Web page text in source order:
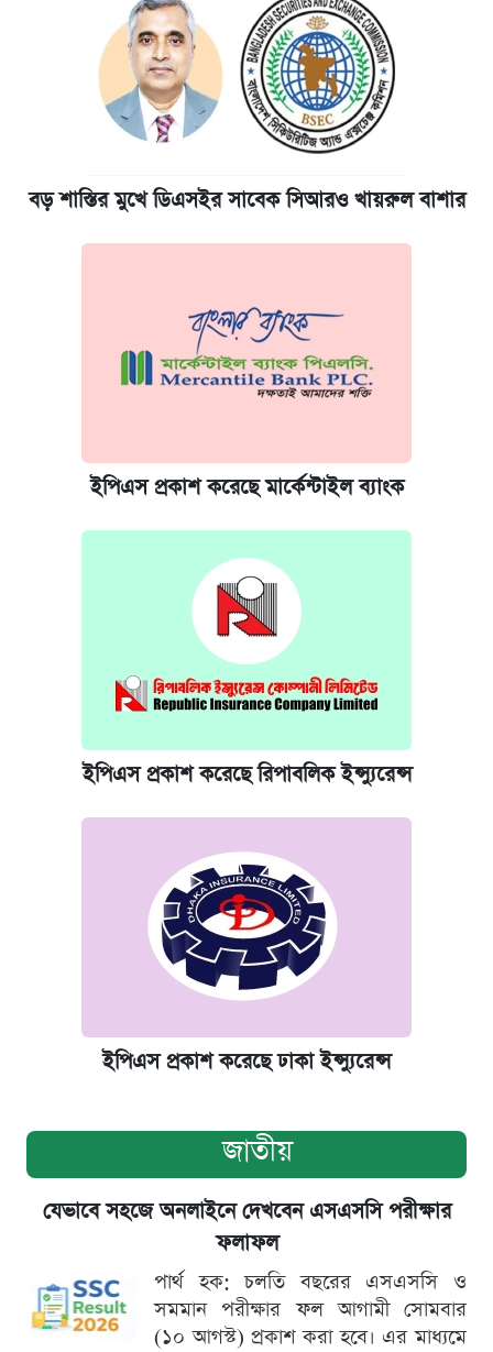
বড় শাস্তির মুখে ডিএসইর সাবেক সিআরও খায়রুল বাশার
ইপিএস প্রকাশ করেছে মার্কেন্টাইল ব্যাংক
ইপিএস প্রকাশ করেছে রিপাবলিক ইন্স্যুরেন্স
ইপিএস প্রকাশ করেছে ঢাকা ইন্স্যুরেন্স
জাতীয়
যেভাবে সহজে অনলাইনে দেখবেন এসএসসি পরীক্ষার
ফলাফল
পার্থ হক: চলতি বছরের এসএসসি ও
সমমান পরীক্ষার ফল আগামী সোমবার
(১০ আগস্ট) প্রকাশ করা হবে। এর মাধ্যমে